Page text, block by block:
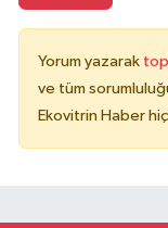
Yorum yazarak
ve tüm
Ekovitrin Haber